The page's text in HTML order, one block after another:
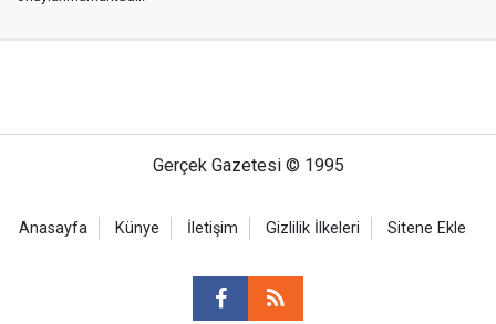
Gerçek Gazetesi © 1995
Anasayfa Künye İletişim Gizlilik İlkeleri Sitene Ekle